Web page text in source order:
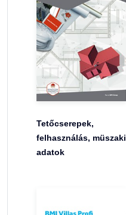
Tetőcserepek,
felhasználás, müszaki
adatok